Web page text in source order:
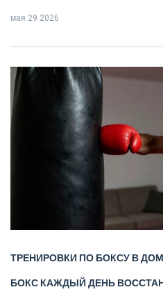
мая 29 2026
ТРЕНИРОВКИ ПО БОКСУ В
БОКС КАЖДЫЙ ДЕНЬ